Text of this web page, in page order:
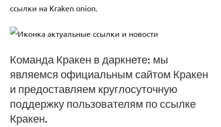
ссылки на Kraken onion.
Команда Кракен в даркнете: мы
являемся официальным сайтом Кракен
и предоставляем круглосуточную
поддержку пользователям по ссылке
Кракен.